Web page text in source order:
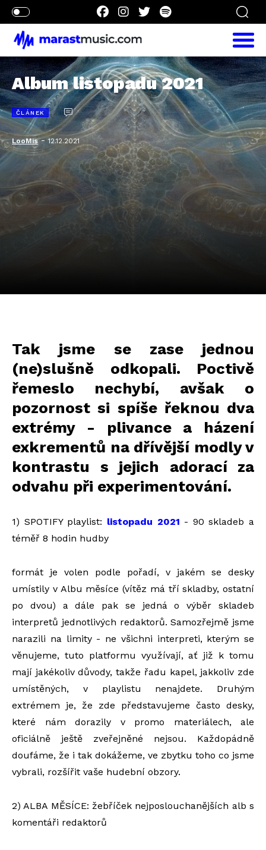
Album listopadu 2021
ČLÁNEK
LooMis-12.12.2021
Tak jsme se zase jednou
(ne)slušně odkopali. Poctivě
řemeslo nechybí, avšak o
pozornost si spíše řeknou dva
extrémy - plivance a házení
exkrementů na dřívější modly v
kontrastu s jejich adorací za
odvahu při experimentování.
1) SPOTIFY playlist: listopadu 2021 - 90 skladeb a
téměř 8 hodin hudby
formát je volen podle pořadí, v jakém se desky
umístily v Albu měsíce (vítěz má tří skladby, ostatní
po dvou) a dále pak se jedná o výběr skladeb
interpretů jednotlivých redaktorů. Samozřejmě jsme
narazili na limity - ne všichni interpreti, kterým se
věnujeme, tuto platformu využívají, ať již k tomu
mají jakékoliv důvody, takže řadu kapel, jakkoliv zde
umístěných, v playlistu nenajdete. Druhým
extrémem je, že zde představujeme často desky,
které nám dorazily v promo materiálech, ale
oficiálně ještě zveřejněné nejsou. Každopádně
doufáme, že i tak dokážeme, ve zbytku toho co jsme
vybrali, rozšířit vaše hudební obzory.
2) ALBA MĚSÍCE: žebříček nejposlouchanějších alb s
komentáři redaktorů